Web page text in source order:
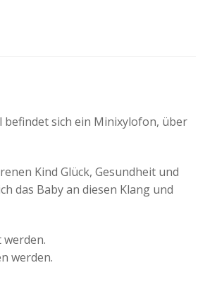
befindet sich ein Minixylofon, über
Kind Glück, Gesundheit und
das Baby an diesen Klang und
werden.